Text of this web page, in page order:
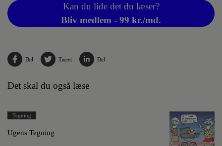
Kan du lide det du læser?
Bliv medlem - 99 kr./md.
Del Tweet Del
Det skal du også læse
Tegning
Ugens Tegning